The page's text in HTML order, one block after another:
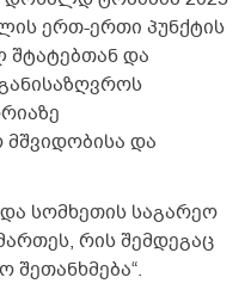
ერთ-ერთი პუნქტის
შტატებთან და
და
სომხეთის საგარეო
რის შემდეგაც